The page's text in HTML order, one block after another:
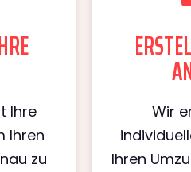
Ihre
Ihren
zu
Wir
Ihren